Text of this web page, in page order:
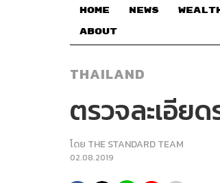
HOME NEWS
ABOUT
THAILAND
ตรวจละเอีย
โดย THE STANDARD TEAM
02.08.2019